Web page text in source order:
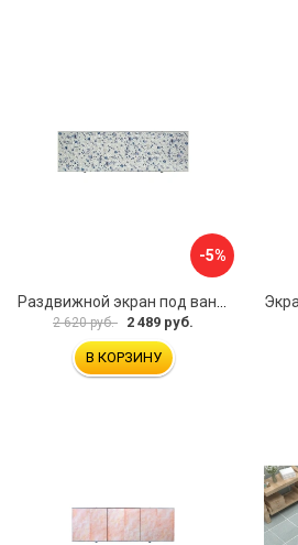
-5%
2 620 руб. 2 489 руб.
В КОРЗИНУ